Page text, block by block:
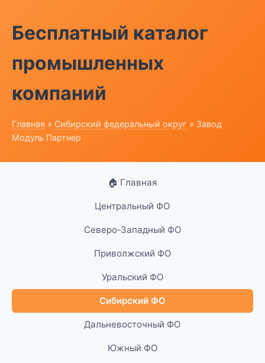
Бесплатный каталог
промышленных
компаний
Главная » Сибирский федеральный округ » Завод
Модуль Партнер
🏠 Главная
Центральный ФО
Северо-Западный ФО
Приволжский ФО
Уральский ФО
Сибирский ФО
Дальневосточный ФО
Южный ФО